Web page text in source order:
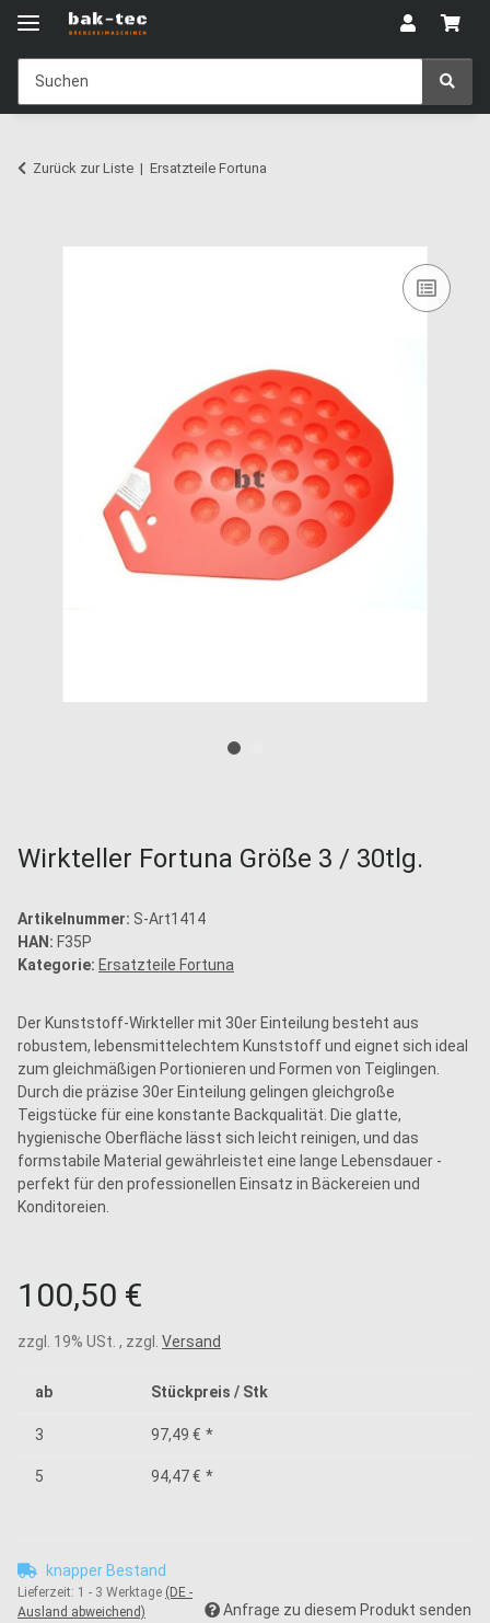
Zurück zur Liste Ersatzteile Fortuna
Wirkteller Fortuna Größe 3 / 30tlg.
Artikelnummer: S-Art1414
HAN: F35P
Kategorie: Ersatzteile Fortuna
Der Kunststoff-Wirkteller mit 30er Einteilung besteht aus
robustem, lebensmittelechtem Kunststoff und eignet sich ideal
zum gleichmäßigen Portionieren und Formen von Teiglingen.
Durch die präzise 30er Einteilung gelingen gleichgroße
Teigstücke für eine konstante Backqualität. Die glatte,
hygienische Oberfläche lässt sich leicht reinigen, und das
formstabile Material gewährleistet eine lange Lebensdauer -
perfekt für den professionellen Einsatz in Bäckereien und
Konditoreien.
100,50 €
zzgl. 19% USt. , zzgl. Versand
ab Stückpreis / Stk
3 97,49 € *
5 94,47 € *
knapper Bestand
Lieferzeit: 1 - 3 Werktage (DE -
Ausland abweichend)
Anfrage zu diesem Produkt senden